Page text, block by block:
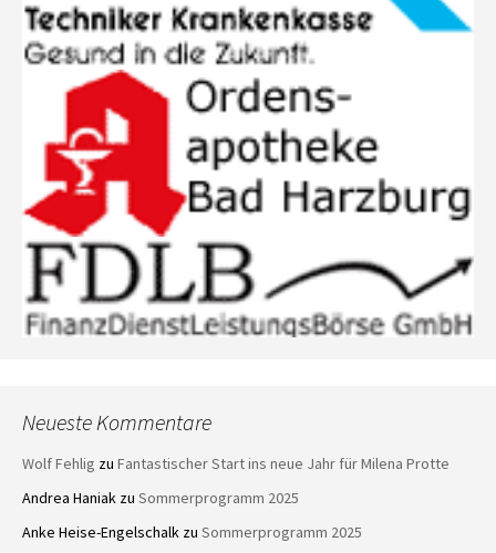
Neueste Kommentare
Wolf Fehlig zu Fantastischer Start ins neue Jahr für Milena Protte
Andrea Haniak zu Sommerprogramm 2025
Anke Heise-Engelschalk zu Sommerprogramm 2025